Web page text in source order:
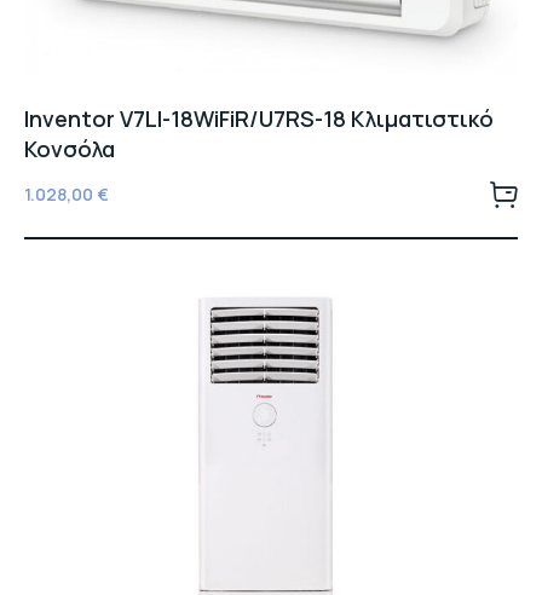
Inventor V7LI-18WiFiR/U7RS-18 Κλιματιστικό
Κονσόλα
1.028,00 €